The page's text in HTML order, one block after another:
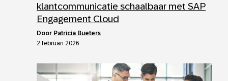
klantcommunicatie schaalbaar met SAP
Engagement Cloud
door Patricia Bueters
2 februari 2026